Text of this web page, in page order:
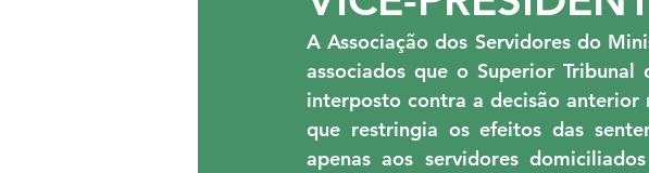
EVENTOS CONVÊNIOS MPTBA
ASMPF - ASEMPT CONVÊNIO RJ
A Associação dos Servidores do
associados que o Superior
interposto contra a decisão anterior
apenas aos servidores